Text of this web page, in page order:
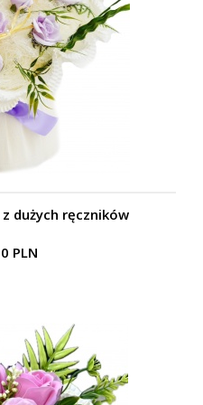
dużych ręczników
PLN